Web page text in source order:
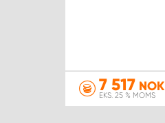
7 517 NOK
EKS. 25 % MOMS